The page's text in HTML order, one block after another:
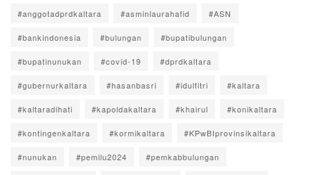
#anggotadprdkaltara #asminlaurahafid #ASN
#bankindonesia #bulungan #bupatibulungan
#bupatinunukan #covid-19 #dprdkaltara
#gubernurkaltara #hasanbasri #idulfitri #kaltara
#kaltaradihati #kapoldakaltara #khairul #konikaltara
#kontingenkaltara #kormikaltara #KPwBIprovinsikaltara
#nunukan #pemilu2024 #pemkabbulungan